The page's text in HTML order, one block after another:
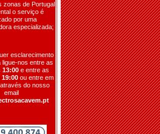
zonas de Portugal
o serviço é
por uma
especializada;
esclarecimento
ligue-nos entre as
13:00 e entre as
19:00 ou entre em
do nosso
email